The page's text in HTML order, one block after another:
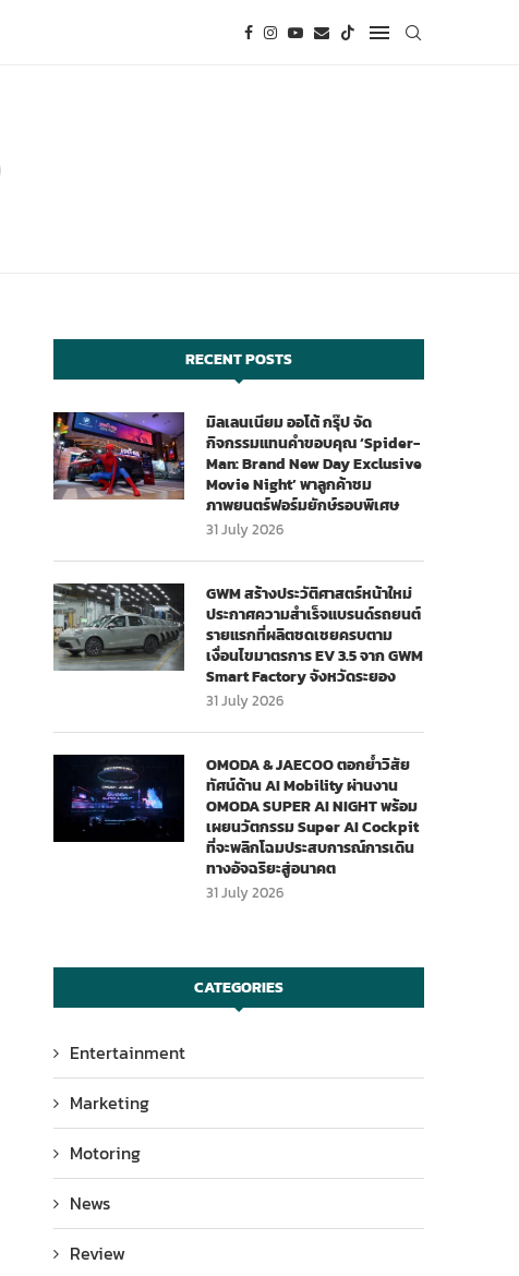
RECENT POSTS
มิลเลนเนียม ออโต้ กรุ๊ป จัด
กิจกรรมแทนคำขอบคุณ ‘Spider-
Man: Brand New Day Exclusive
Movie Night’ พาลูกค้าชม
ภาพยนตร์ฟอร์มยักษ์รอบพิเศษ
31 July 2026
GWM สร้างประวัติศาสตร์หน้าใหม่
ประกาศความสำเร็จแบรนด์รถยนต์
รายแรกที่ผลิตชดเชยครบตาม
เงื่อนไขมาตรการ EV 3.5 จาก GWM
Smart Factory จังหวัดระยอง
31 July 2026
OMODA & JAECOO ตอกย้ำวิสัย
ทัศน์ด้าน AI Mobility ผ่านงาน
OMODA SUPER AI NIGHT พร้อม
เผยนวัตกรรม Super AI Cockpit
ที่จะพลิกโฉมประสบการณ์การเดิน
ทางอัจฉริยะสู่อนาคต
31 July 2026
CATEGORIES
Entertainment
Marketing
Motoring
News
Review